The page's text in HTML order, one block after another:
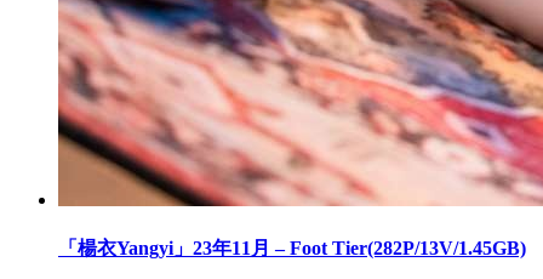
「楊衣Yangyi」23年11月 – Foot Tier(282P/13V/1.45GB)